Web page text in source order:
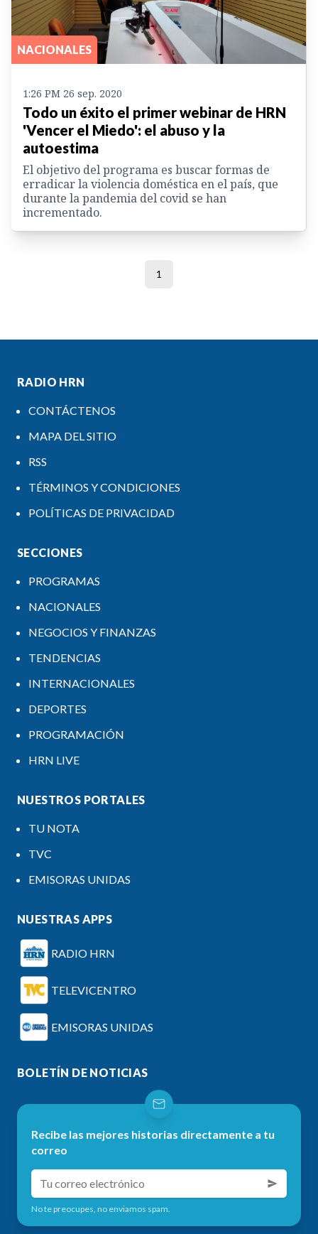
NACIONALES
1:26 PM 26 sep. 2020
Todo un éxito el primer webinar de HRN
'Vencer el Miedo': el abuso y la
autoestima
El objetivo del programa es buscar formas de
erradicar la violencia doméstica en el país, que
durante la pandemia del covid se han
incrementado.
1
RADIO HRN
CONTÁCTENOS
MAPA DEL SITIO
RSS
TÉRMINOS Y CONDICIONES
POLÍTICAS DE PRIVACIDAD
SECCIONES
PROGRAMAS
NACIONALES
NEGOCIOS Y FINANZAS
TENDENCIAS
INTERNACIONALES
DEPORTES
PROGRAMACIÓN
HRN LIVE
NUESTROS PORTALES
TU NOTA
TVC
EMISORAS UNIDAS
NUESTRAS APPS
RADIO HRN
TELEVICENTRO
EMISORAS UNIDAS
BOLETÍN DE NOTICIAS
Recibe las mejores historias directamente a tu
correo
No te preocupes, no enviamos spam.